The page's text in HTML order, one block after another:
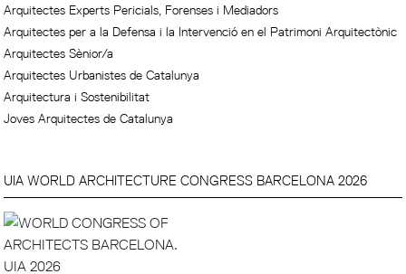
Arquitectes Experts Pericials, Forenses i Mediadors
Arquitectes per a la Defensa i la Intervenció en el Patrimoni Arquitectònic
Arquitectes Sènior/a
Arquitectes Urbanistes de Catalunya
Arquitectura i Sostenibilitat
Joves Arquitectes de Catalunya
UIA WORLD ARCHITECTURE CONGRESS BARCELONA 2026